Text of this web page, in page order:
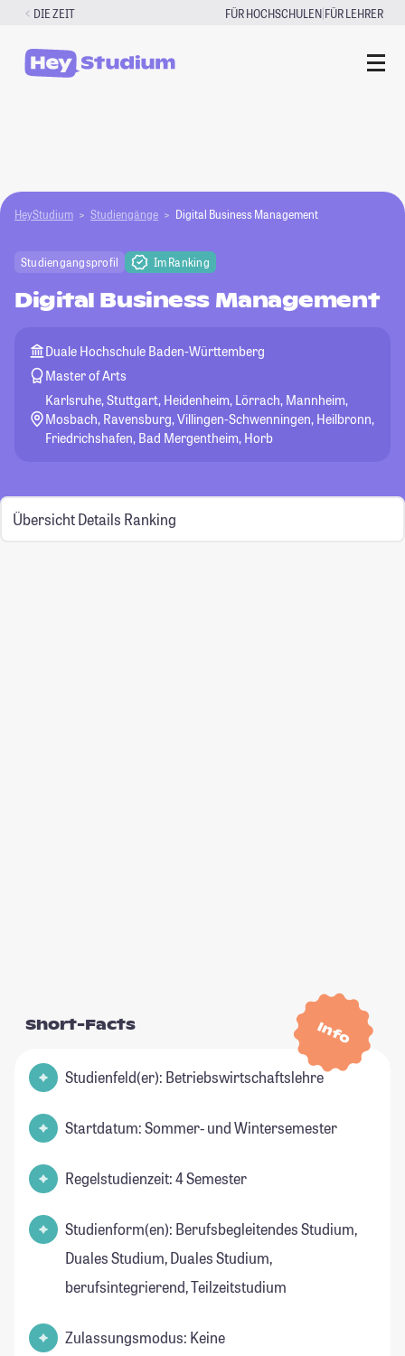
Zum
springen
DIE ZEIT FÜR HOCHSCHULEN|FÜR LEHRER
HeyStudium Studiengänge Digital Business Management
Studiengangsprofil Im Ranking
Digital Business Management
Duale Hochschule Baden-Württemberg
Master of Arts
Karlsruhe, Stuttgart, Heidenheim, Lörrach, Mannheim,
Mosbach, Ravensburg, Villingen-Schwenningen, Heilbronn,
Friedrichshafen, Bad Mergentheim, Horb
Übersicht Details Ranking
Info
Short-Facts
Studienfeld(er): Betriebswirtschaftslehre
Startdatum: Sommer- und Wintersemester
Regelstudienzeit: 4 Semester
Studienform(en): Berufsbegleitendes Studium,
Duales Studium, Duales Studium,
berufsintegrierend, Teilzeitstudium
Zulassungsmodus: Keine